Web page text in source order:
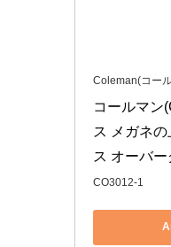
Coleman(コー
コールマン
ス メガネ
ス オーバ
CO3012-1